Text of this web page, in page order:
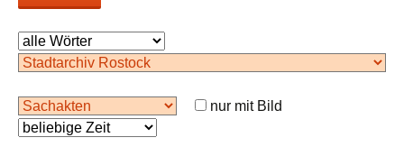
nur mit Bild